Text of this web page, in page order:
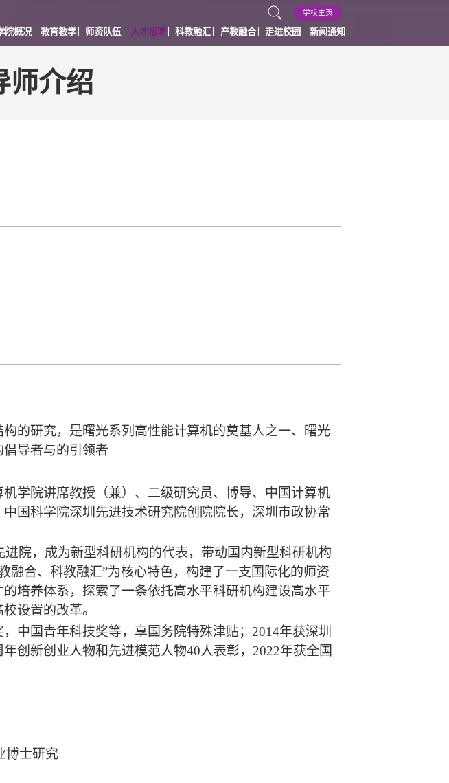
学校主页
院概况 教育教学 师资队伍 人才招聘 科教融汇 产教融合 走进校园 新闻通知
师介绍
的研究，是曙光系列高性能计算机的奠基人之一、曙光
导者与的引领者
学院讲席教授（兼）、二级研究员、博导、中国计算机
国科学院深圳先进技术研究院创院院长，深圳市政协常
院，成为新型科研机构的代表，带动国内新型科研机构
融合、科教融汇”为核心特色，构建了一支国际化的师资
培养体系，探索了一条依托高水平科研机构建设高水平
设置的改革。
中国青年科技奖等，享国务院特殊津贴； 2014年获深圳
创新创业人物和先进模范人物40人表彰，2022年获全国
博士研究